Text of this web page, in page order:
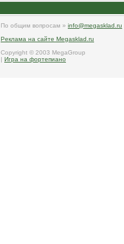
По общим вопросам » info@megasklad.ru
Реклама на сайте Megasklad.ru
Copyright © 2003 MegaGroup
| Игра на фортепиано